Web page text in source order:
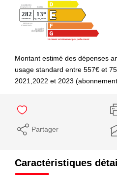
Montant estimé des dépenses
usage standard entre 557€ et
2021,2022 et 2023
Partager
Caractéristiques